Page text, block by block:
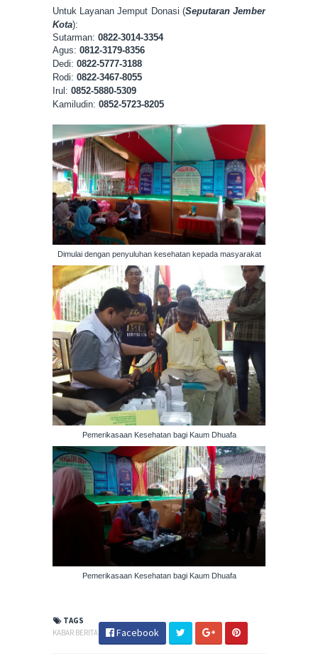
Untuk Layanan Jemput Donasi (Seputaran Jember
Kota):
Sutarman: 0822-3014-3354
Agus: 0812-3179-8356
Dedi: 0822-5777-3188
Rodi: 0822-3467-8055
Irul: 0852-5880-5309
Kamiludin: 0852-5723-8205
Dimulai dengan penyuluhan kesehatan kepada masyarakat
Pemerikasaan Kesehatan bagi Kaum Dhuafa
Pemerikasaan Kesehatan bagi Kaum Dhuafa
TAGS
KABAR BERITA
Facebook